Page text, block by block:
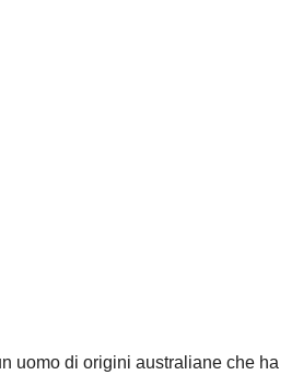
uomo di origini australiane che ha